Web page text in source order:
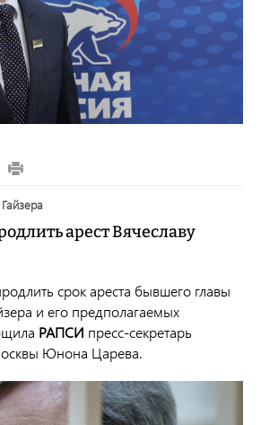
Гайзера
арест Вячеславу
срок ареста бывшего главы
и его предполагаемых
РАПСИ пресс-секретарь
Юнона Царева.